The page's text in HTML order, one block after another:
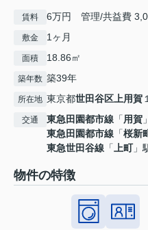
賃料 6万円 管理/共益費
敷金 1ヶ月
面積 18.86㎡
築年数 築39年
所在地 東京都世田谷区 上用賀
交通 東急田園都市線 「用賀
東急田園都市線 「桜新
東急世田谷線 「 上町」
物件の特徴